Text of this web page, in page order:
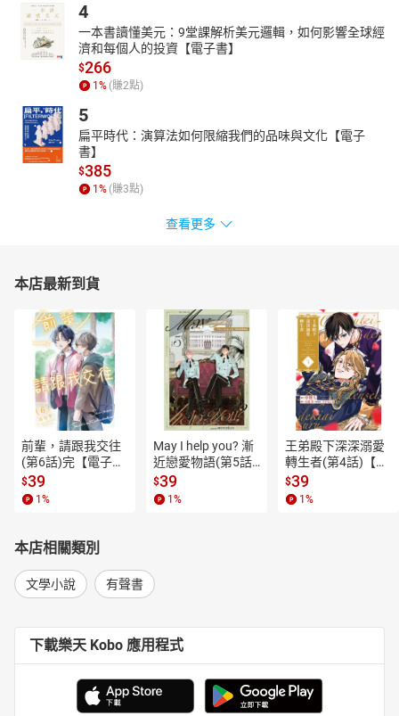
4
一本書讀懂美元：9堂課解析美元邏輯，如何影響全球經
濟和每個人的投資【電子書】
$266
1 % (賺2點)
5
扁平時代：演算法如何限縮我們的品味與文化【電子
書】
$385
1 % (賺3點)
查看更多
本店最新到貨
前輩，請跟我交往
(第6話)完【電子
書】
$39
1 %
May I help you? 漸
近戀愛物語(第5話)
【電子書】
$39
1 %
王弟殿下深深溺愛
轉生者(第4話)【電
子書】
$39
1 %
本店相關類別
文學小說 有聲書
下載樂天 Kobo 應用程式